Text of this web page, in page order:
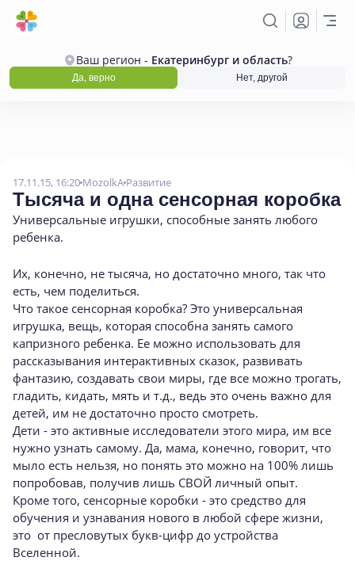
Ваш регион - Екатеринбург и область?
Да, верно Нет, другой
17.11.15, 16:20 MozolkA Развитие
Тысяча и одна сенсорная коробка
Универсальные игрушки, способные занять любого
ребенка.
Их, конечно, не тысяча, но достаточно много, так что
есть, чем поделиться.
Что такое сенсорная коробка? Это универсальная
игрушка, вещь, которая способна занять самого
капризного ребенка. Ее можно использовать для
рассказывания интерактивных сказок, развивать
фантазию, создавать свои миры, где все можно трогать,
гладить, кидать, мять и т.д., ведь это очень важно для
детей, им не достаточно просто смотреть.
Дети - это активные исследователи этого мира, им все
нужно узнать самому. Да, мама, конечно, говорит, что
мыло есть нельзя, но понять это можно на 100% лишь
попробовав, получив лишь СВОЙ личный опыт.
Кроме того, сенсорные коробки - это средство для
обучения и узнавания нового в любой сфере жизни,
это от пресловутых букв-цифр до устройства
Вселенной.